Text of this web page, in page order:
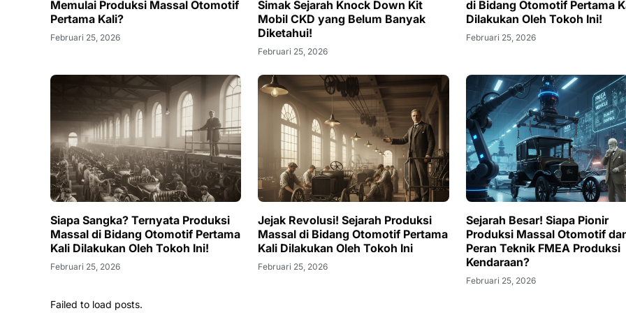
Memulai Produksi Massal Otomotif
Pertama Kali?
Februari 25, 2026
Simak Sejarah Knock Down Kit
Mobil CKD yang Belum Banyak
Diketahui!
Februari 25, 2026
di Bidang Otomotif Pertama
Dilakukan Oleh Tokoh Ini!
Februari 25, 2026
Siapa Sangka? Ternyata Produksi
Massal di Bidang Otomotif Pertama
Kali Dilakukan Oleh Tokoh Ini!
Februari 25, 2026
Jejak Revolusi! Sejarah Produksi
Massal di Bidang Otomotif Pertama
Kali Dilakukan Oleh Tokoh Ini
Februari 25, 2026
Sejarah Besar! Siapa Pionir
Produksi Massal Otomotif
Peran Teknik FMEA Produksi
Kendaraan?
Februari 25, 2026
Failed to load posts.